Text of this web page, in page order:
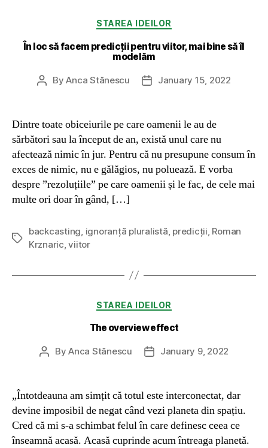
Categories
STAREA IDEILOR
În loc să facem predicții pentru viitor, mai bine să îl
modelăm
PostByAnca Stănescu
PostJanuary 15, 2022
Dintre toate obiceiurile pe care oamenii le au de
sărbători sau la început de an, există unul care nu
afectează nimic în jur. Pentru că nu presupune consum în
exces de nimic, nu e gălăgios, nu poluează. E vorba
despre ”rezoluțiile” pe care oamenii și le fac, de cele mai
multe ori doar în gând, […]
Tags
backcasting ignoranță pluralistă predicții Roman
Krznaric ,viitor
Categories
STAREA IDEILOR
The overview effect
PostByAnca Stănescu
PostJanuary 9, 2022
„Întotdeauna am simțit că totul este interconectat, dar
devine imposibil de negat când vezi planeta din spațiu.
Cred că mi s-a schimbat felul în care definesc ceea ce
înseamnă acasă. Acasă cuprinde acum întreaga planetă.